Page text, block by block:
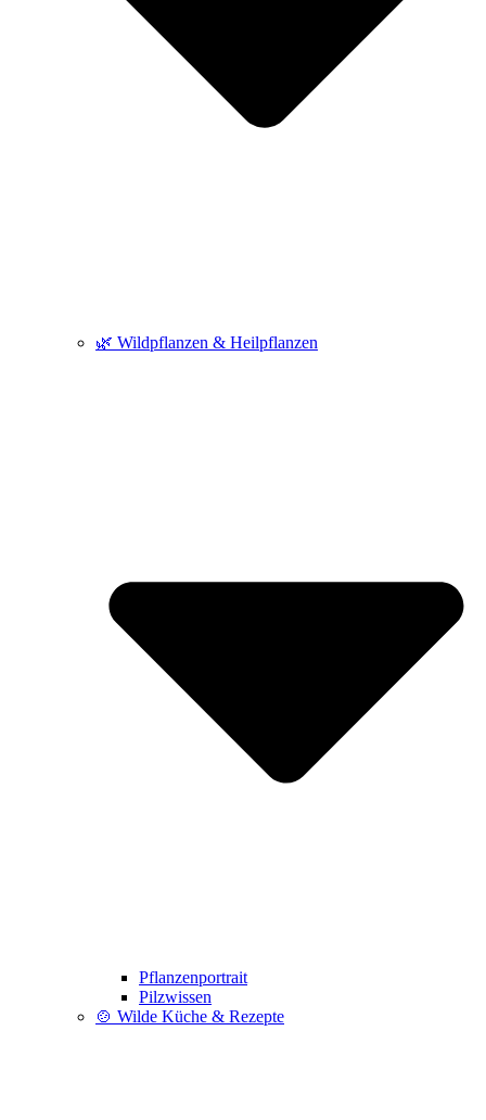
🌿 Wildpflanzen & Heilpflanzen
Pflanzenportrait
Pilzwissen
🍲 Wilde Küche & Rezepte